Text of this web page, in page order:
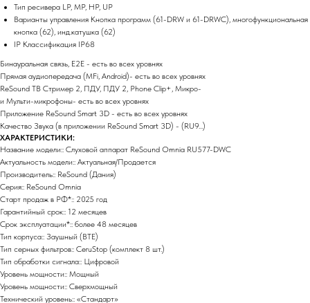
Тип ресивера LP, MP, HP, UP
Варианты управления Кнопка программ (61-DRW и 61-DRWC), многофункциональная
кнопка (62), инд.катушка (62)
IP Классификация IP68
Бинауральная связь, E2E - есть во всех уровнях
Прямая аудиопередача (MFi, Android)- есть во всех уровнях
ReSound ТВ Стример 2, ПДУ, ПДУ 2, Phone Clip+, Микро-
и Мульти-микрофоны- есть во всех уровнях
Приложение ReSound Smart 3D - есть во всех уровнях
Качество Звука (в приложении ReSound Smart 3D) - (RU9...)
ХАРАКТЕРИСТИКИ:
Название модели:: Слуховой аппарат ReSound Omnia RU577-DWC
Актуальность модели:: Актуальная/Продается
Производитель:: ReSound (Дания)
Серия:: ReSound Omnia
Старт продаж в РФ*:: 2025 год
Гарантийный срок:: 12 месяцев
Срок эксплуатации*:: более 48 месяцев
Тип корпуса:: Заушный (BTE)
Тип серных фильтров:: CeruStop (комплект 8 шт.)
Тип обработки сигнала:: Цифровой
Уровень мощности:: Мощный
Уровень мощности:: Сверхмощный
Технический уровень:: «Стандарт»